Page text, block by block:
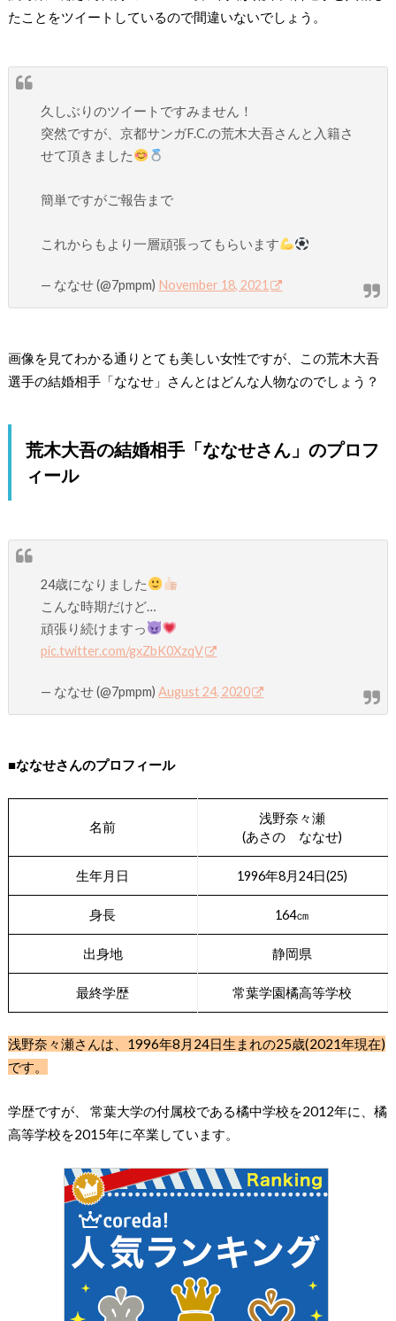
たことをツイートしているので間違いないでしょう。
久しぶりのツイートですみません！
突然ですが、京都サンガF.C.の荒木大吾さんと入籍さ
せて頂きました
簡単ですがご報告まで
これからもより一層頑張ってもらいます
— ななせ (@7pmpm) November 18, 2021
画像を見てわかる通りとても美しい女性ですが、この荒木大吾
選手の結婚相手「ななせ」さんとはどんな人物なのでしょう？
荒木大吾の結婚相手「ななせさん」のプロフ
ィール
24歳になりました
こんな時期だけど…
頑張り続けますっ
pic.twitter.com/gxZbK0XzqV
— ななせ (@7pmpm)August 24, 2020
■ななせさんのプロフィール
名前
浅野奈々瀬
(あさの ななせ)
生年月日 1996年8月24日(25)
身長 164㎝
出身地 静岡県
最終学歴 常葉学園橘高等学校
浅野奈々瀬さんは、1996年8月24日生まれの25歳(2021年現在)
です。
学歴ですが、 常葉大学の付属校である橘中学校を2012年に、橘
高等学校を2015年に卒業しています。